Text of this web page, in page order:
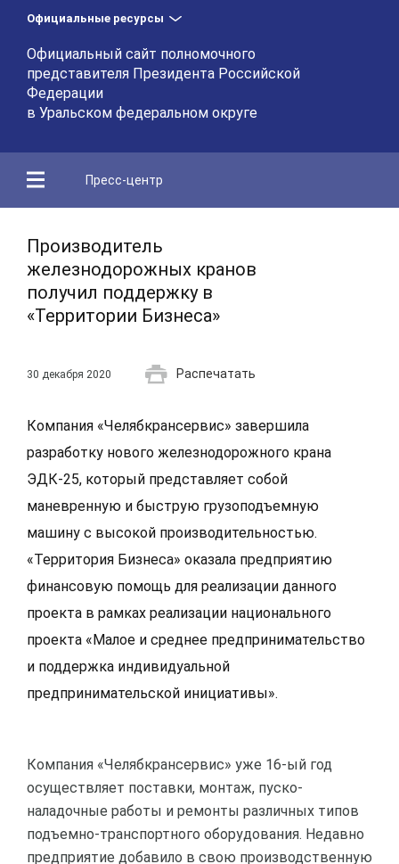
Официальные ресурсы
Официальный сайт полномочного
представителя Президента Российской
Федерации
в Уральском федеральном округе
Пресс-центр
Производитель
железнодорожных кранов
получил поддержку в
«Территории Бизнеса»
30 декабря 2020 Распечатать
Компания «Челябкрансервис» завершила
разработку нового железнодорожного крана
ЭДК-25, который представляет собой
маневренную и быструю грузоподъемную
машину с высокой производительностью.
«Территория Бизнеса» оказала предприятию
финансовую помощь для реализации данного
проекта в рамках реализации национального
проекта «Малое и среднее предпринимательство
и поддержка индивидуальной
предпринимательской инициативы».
Компания «Челябкрансервис» уже 16-ый год
осуществляет поставки, монтаж, пуско-
наладочные работы и ремонты различных типов
подъемно-транспортного оборудования. Недавно
предприятие добавило в свою производственную